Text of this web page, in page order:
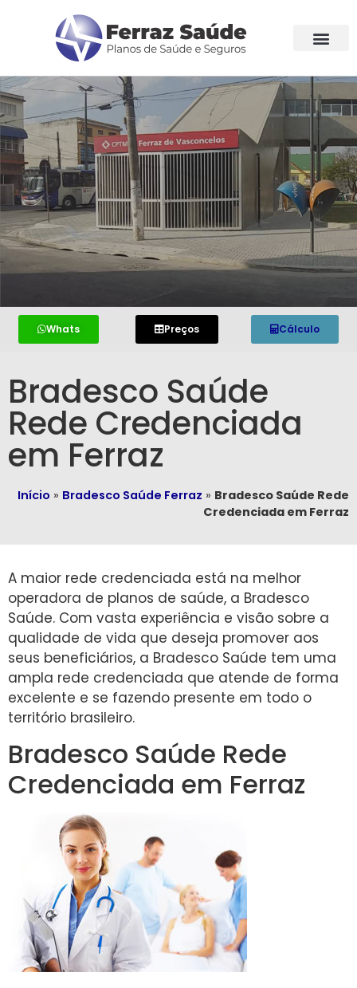
Whats Preços Cálculo
Bradesco Saúde
Rede Credenciada
em Ferraz
Início » Bradesco Saúde Ferraz » Bradesco Saúde Rede
Credenciada em Ferraz
A maior rede credenciada está na melhor
operadora de planos de saúde, a Bradesco
Saúde. Com vasta experiência e visão sobre a
qualidade de vida que deseja promover aos
seus beneficiários, a Bradesco Saúde tem uma
ampla rede credenciada que atende de forma
excelente e se fazendo presente em todo o
território brasileiro.
Bradesco Saúde Rede
Credenciada em Ferraz